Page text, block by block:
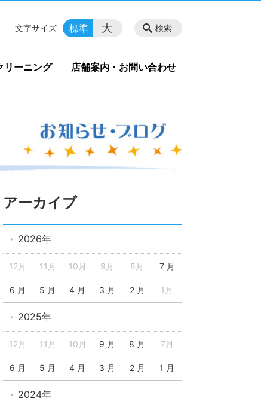
リーニング 店舗案内・お問い合わせ
検索
文字サイズ 標準 大
アーカイブ
2026年
12月 11月 10月 9月 8月 7 月
6 月 5 月 4 月 3 月 2 月 1月
2025年
12月 11月 10月 9 月 8 月 7月
6 月 5 月 4 月 3 月 2 月 1 月
2024年